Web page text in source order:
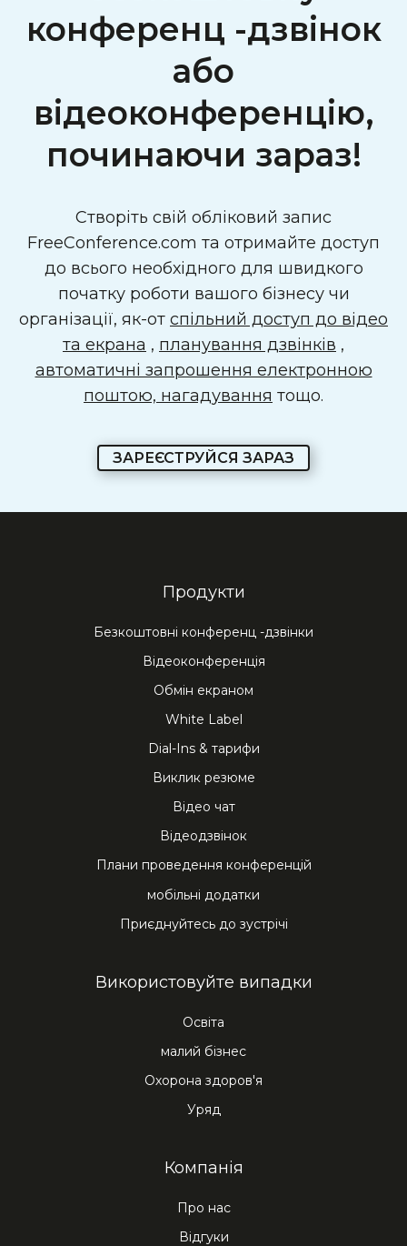
конференц -дзвінок
або
відеоконференцію,
починаючи зараз!
Створіть свій обліковий запис
FreeConference.com та отримайте доступ
до всього необхідного для швидкого
початку роботи вашого бізнесу чи
організації, як-от спільний доступ до відео
та екрана , планування дзвінків ,
автоматичні запрошення електронною
поштою, нагадування тощо.
ЗАРЕЄСТРУЙСЯ ЗАРАЗ
Продукти
Безкоштовні конференц -дзвінки
Відеоконференція
Обмін екраном
White Label
Dial-Ins & тарифи
Виклик резюме
Відео чат
Відеодзвінок
Плани проведення конференцій
мобільні додатки
Приєднуйтесь до зустрічі
Використовуйте випадки
Освіта
малий бізнес
Охорона здоров'я
Уряд
Компанія
Про нас
Відгуки